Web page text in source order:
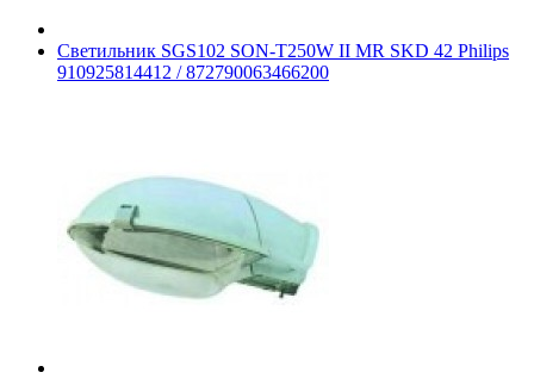
Светильник SGS102 SON-T250W II MR SKD 42 Philips
910925814412 / 872790063466200